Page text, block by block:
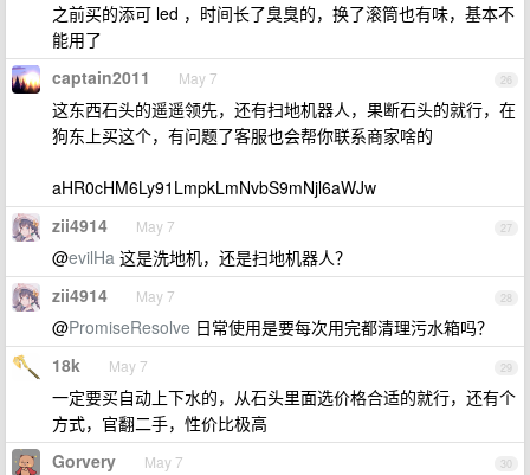
之前买的添可 led ，时间长了臭臭的，换了滚筒也有味，基本不
能用了
26
captain2011 May 7
这东西石头的遥遥领先，还有扫地机器人，果断石头的就行，在
狗东上买这个，有问题了客服也会帮你联系商家啥的
aHR0cHM6Ly91LmpkLmNvbS9mNjl6aWJw
27
zii4914 May 7
@evilHa 这是洗地机，还是扫地机器人？
28
zii4914 May 7
@PromiseResolve 日常使用是要每次用完都清理污水箱吗？
29
18k May 7
一定要买自动上下水的，从石头里面选价格合适的就行，还有个
方式，官翻二手，性价比极高
30
Gorvery May 7